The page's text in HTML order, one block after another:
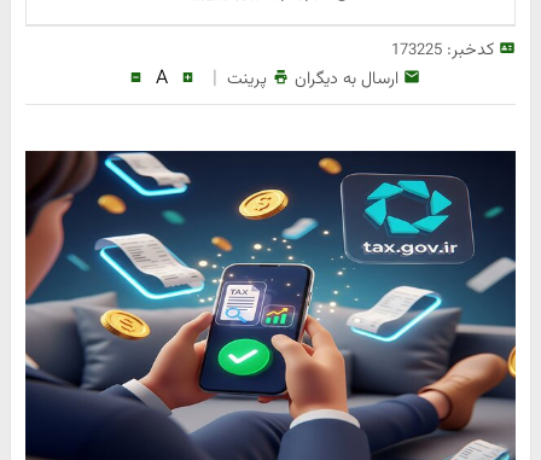
کدخبر:173225
ارسال به دیگران پرینت |
A